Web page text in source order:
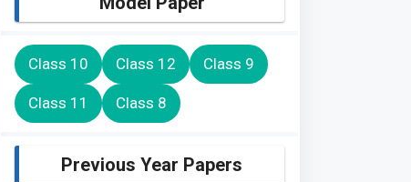
Class 10 Class 12 Class 9
Class 11 Class 8
Previous Year Papers